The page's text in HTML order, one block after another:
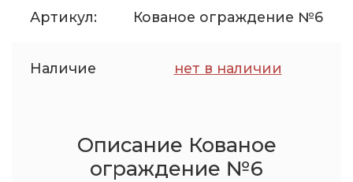
Артикул: Кованое ограждение №6
Наличие нет в наличии
Описание Кованое
ограждение №6